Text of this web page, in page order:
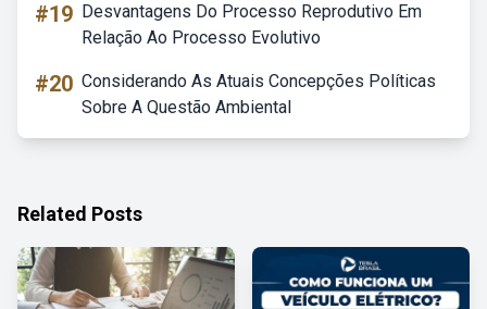
#19 Desvantagens Do Processo Reprodutivo Em
Relação Ao Processo Evolutivo
#20 Considerando As Atuais Concepções Políticas
Sobre A Questão Ambiental
Related Posts